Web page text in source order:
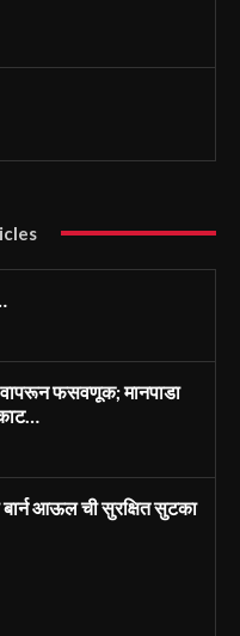
वापरून फसवणूक; मानपाडा
आऊल ची सुरक्षित सुटका